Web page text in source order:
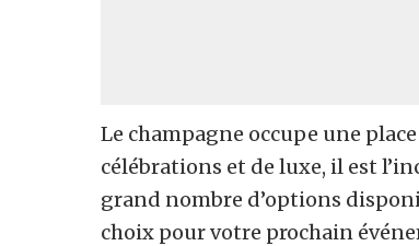
Le champagne occupe une
célébrations et de luxe, il est
grand nombre d’options
choix pour votre prochain